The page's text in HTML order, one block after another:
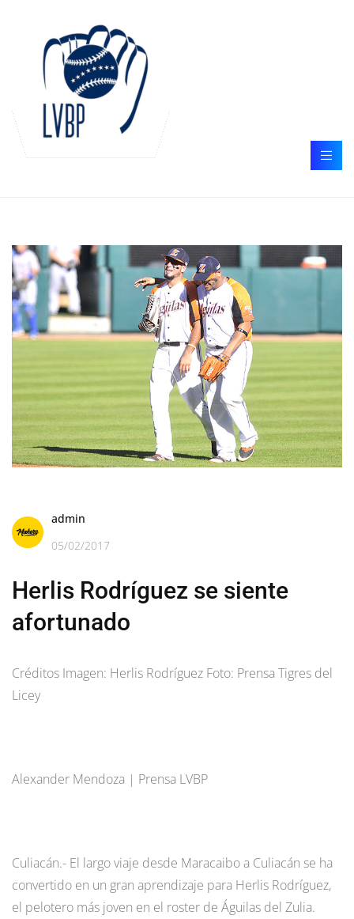
admin
05/02/2017
Herlis Rodríguez se siente
afortunado
Créditos Imagen: Herlis Rodríguez Foto: Prensa Tigres del
Licey
Alexander Mendoza | Prensa LVBP
Culiacán.- El largo viaje desde Maracaibo a Culiacán se ha
convertido en un gran aprendizaje para Herlis Rodríguez,
el pelotero más joven en el roster de Águilas del Zulia.